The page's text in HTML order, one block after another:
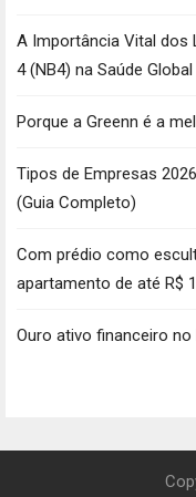
A Importância Vital dos
4 (NB4) na Saúde Global
Porque a Greenn é a
Tipos de Empresas
(Guia Completo)
Com prédio como
apartamento de até R$
Ouro ativo financeiro no